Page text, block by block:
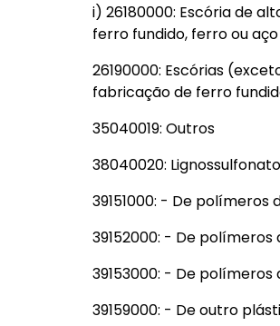
i) 26180000: Escória de
ferro fundido, ferro ou aço
26190000: Escórias
fabricação de ferro
35040019: Outros
38040020:
39151000: - De polímeros
39152000: - De polímeros
39153000: - De
39159000: - De outro